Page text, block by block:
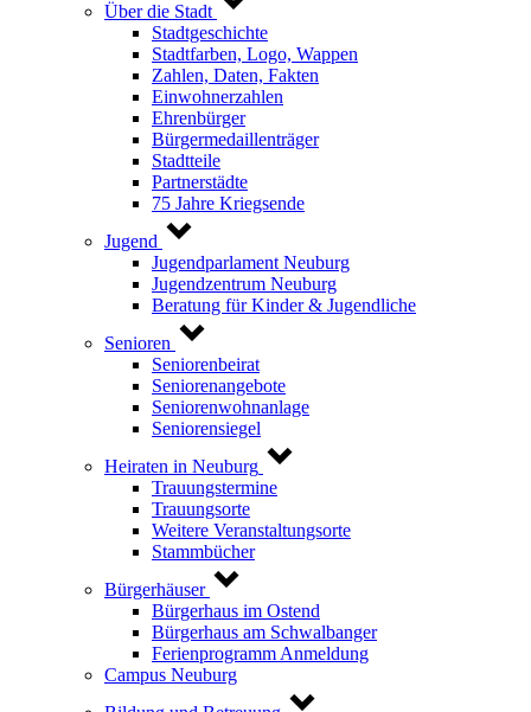
Über die Stadt
Stadtgeschichte
Stadtfarben, Logo, Wappen
Zahlen, Daten, Fakten
Einwohnerzahlen
Ehrenbürger
Bürgermedaillenträger
Stadtteile
Partnerstädte
75 Jahre Kriegsende
Jugend
Jugendparlament Neuburg
Jugendzentrum Neuburg
Beratung für Kinder & Jugendliche
Senioren
Seniorenbeirat
Seniorenangebote
Seniorenwohnanlage
Seniorensiegel
Heiraten in Neuburg
Trauungstermine
Trauungsorte
Weitere Veranstaltungsorte
Stammbücher
Bürgerhäuser
Bürgerhaus im Ostend
Bürgerhaus am Schwalbanger
Ferienprogramm Anmeldung
Campus Neuburg